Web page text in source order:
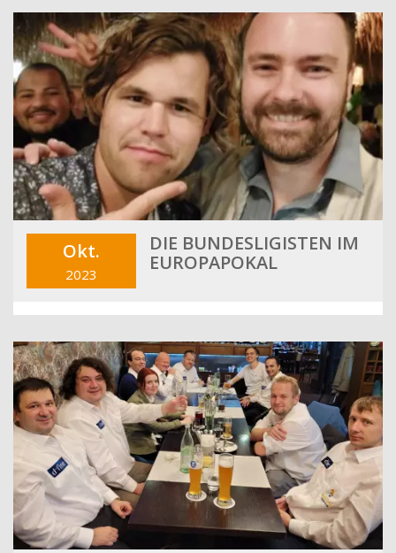
Okt.
2023
DIE BUNDESLIGISTEN IM
EUROPAPOKAL